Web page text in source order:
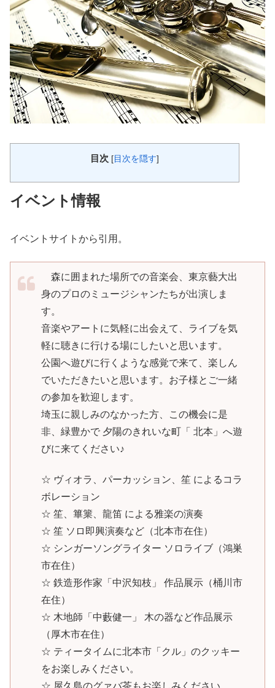
目次 [目次を隠す]
イベント情報
イベントサイトから引用。
森に囲まれた場所での音楽会、東京藝大出
身のプロのミュージシャンたちが出演しま
す。
音楽やアートに気軽に出会えて、ライブを気
軽に聴きに行ける場にしたいと思います。
公園へ遊びに行くような感覚で来て、楽しん
でいただきたいと思います。お子様とご一緒
の参加を歓迎します。
埼玉に親しみのなかった方、この機会に是
非、緑豊かで 夕陽のきれいな町「 北本」へ遊
びに来てください♪
☆ ヴィオラ、パーカッション、笙 によるコラ
ボレーション
☆ 笙、篳篥、龍笛 による雅楽の演奏
☆ 笙 ソロ即興演奏など（北本市在住）
☆ シンガーソングライター ソロライブ（鴻巣
市在住）
☆ 鉄造形作家「中沢知枝」 作品展示（桶川市
在住）
☆ 木地師「中藪健一」 木の器など作品展示
（厚木市在住）
☆ ティータイムに北本市「クル」のクッキー
をお楽しみください。
☆ 屋久島のグァバ茶もお楽しみください。